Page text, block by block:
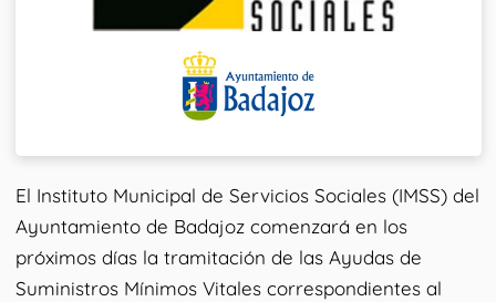
El Instituto Municipal de Servicios Sociales (IMSS) del
Ayuntamiento de Badajoz comenzará en los
próximos días la tramitación de las Ayudas de
Suministros Mínimos Vitales correspondientes al